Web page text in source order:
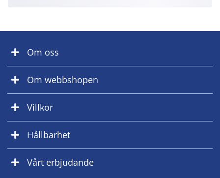
Om oss
Om webbshopen
Villkor
Hållbarhet
Vårt erbjudande